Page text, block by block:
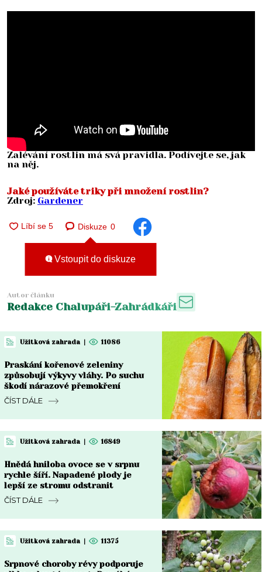
Zalévání rostlin má svá pravidla. Podívejte se, jak
na něj.
Jaké používáte triky při množení rostlin?
Zdroj: Gardener
Diskuze 0
Vstoupit do diskuze
Autor článku
Redakce Chalupáři-Zahrádkáři
Užitková zahrada | 11086
Praskání kořenové zeleniny
způsobují výkyvy vláhy. Po suchu
škodí nárazové přemokření
ČÍST DÁLE
Užitková zahrada | 16849
Hnědá hniloba ovoce se v srpnu
rychle šíří. Napadené plody je
lepší ze stromu odstranit
ČÍST DÁLE
Užitková zahrada | 11375
Srpnové choroby révy podporuje